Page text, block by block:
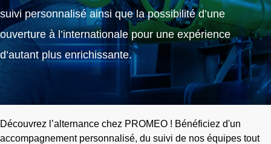
suivi personnalisé ainsi que la possibilité d’une
ouverture à l’internationale pour une expérience
d’autant plus enrichissante.
Découvrez l’alternance chez PROMEO ! Bénéficiez d'un
accompagnement personnalisé, du suivi de nos équipes tout